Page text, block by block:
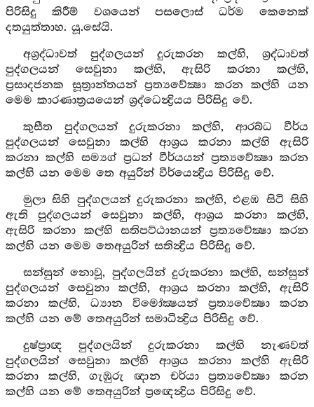
පිරිසිදු කිරීම් වශයෙන් පසලොස් ධර්ම කෙනෙක්
දතයුත්තාහ. යූ.සේයි.
අශ්‍රද්ධාවත් පුද්ගලයන් දුරුකරන කල්හි, ශ්‍රද්ධාවත්
පුද්ගලයන් සෙවුනා කල්හි, ඇසිරි කරනා කල්හි,
ප්‍රසාදජනක සූත්‍රාන්තයන් ප්‍රත්‍යවේක්‍ෂා කරන කල්හි යන
මෙම කාරණාත්‍රයයෙන් ශ්‍රද්ධෙන්‍ද්‍රියය පිරිසිදු වේ.
කුසීත පුද්ගලයන් දුරුකරනා කල්හි, ආරබ්ධ වීර්ය
පුද්ගලයන් සෙවුනා කල්හි ආශ්‍රය කරනා කල්හි ඇසිරි
කරනා කල්හි සම්‍යග් ප්‍රධන් වීර්යයන් ප්‍රත්‍යවේක්‍ෂා කරන
කල්හි යන මෙම තෙ අයුරින් වීර්යෙන්‍ද්‍රිය පිරිසිදු වේ.
මුලා සිහි පුද්ගලයන් දුරුකරනා කල්හි, එළඹ සිටි සිහි
ඇති පුද්ගලයන් සෙවුනා කල්හි, ආශ්‍රය කරනා කල්හි,
ඇසිරි කරනා කල්හි සතිපට්ඨානයන් ප්‍රත්‍යවේක්‍ෂා කරන
කල්හි යන මෙම තෙඅයුරින් සතින්‍ද්‍රිය පිරිසිදු වේ.
සන්සුන් නොවූ, පුද්ගලයින් දුරුකරනා කල්හි, සන්සුන්
පුද්ගලයන් සෙවුනා කල්හි, ආශ්‍රය කරනා කල්හි, ඇසිරි
කරනා කල්හි, ධ්‍යාන විමෝක්‍ෂයන් ප්‍රත්‍යවේක්‍ෂා කරන
කල්හි යන මේ තෙඅයුරින් සමාධින්‍ද්‍රිය පිරිසිදු වේ.
දුෂ්ප්‍රාඥ පුද්ගලයින් දුරුකරනා කල්හි නැණවත්
පුද්ගලයින් සෙවුනා කල්හි ආශ්‍රය කරනා කල්හි ඇසිරි
කරනා කල්හි, ගැඹුරු ඥාන චර්යා ප්‍රත්‍යවේක්‍ෂා කරන
කල්හි යන මේ තෙඅයුරින් ප්‍රඥෙන්‍ද්‍රිය පිරිසිදු වේ.